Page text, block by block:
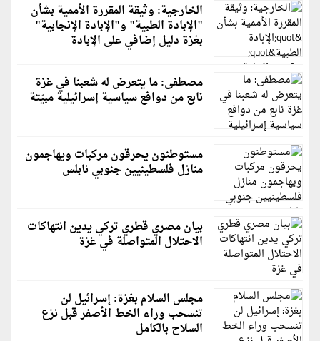
الخارجية: وثيقة المقررة الأممية بشأن
"الإبادة الطبية" و"الإبادة الإنجابية"
بغزة دليل إضافي على الإبادة
مصطفى: ما يتعرض له شعبنا في غزة
نابع من دوافع سياسية إسرائيلية مبيّتة
مستوطنون يحرقون مركبات ويهاجمون
منازل فلسطينيين جنوبي نابلس
بيان مصري قطري تركي يدين انتهاكات
الاحتلال المتواصلة في غزة
مجلس السلام بغزة: إسرائيل لن
تنسحب وراء الخط الأصفر قبل نزع
السلاح بالكامل